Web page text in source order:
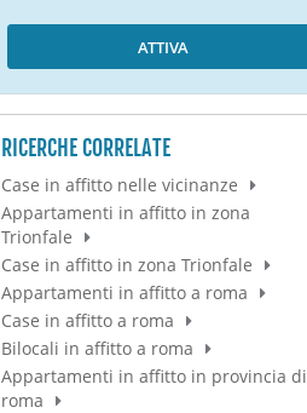
ATTIVA
RICERCHE CORRELATE
Case in affitto nelle vicinanze
Appartamenti in affitto in zona
Trionfale
Case in affitto in zona Trionfale
Appartamenti in affitto a roma
Case in affitto a roma
Bilocali in affitto a roma
Appartamenti in affitto in provincia di
roma